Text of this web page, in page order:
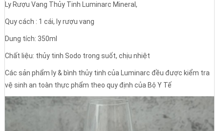
Ly Rượu Vang Thủy Tinh Luminarc Mineral,
Quy cách : 1 cái, ly rượu vang
Dung tích: 350ml
Chất liệu: thủy tinh Sodo trong suốt, chịu nhiệt
Các sản phẩm ly & bình thủy tinh của Luminarc đều được kiểm tra
vệ sinh an toàn thực phẩm theo quy định của Bộ Y Tế